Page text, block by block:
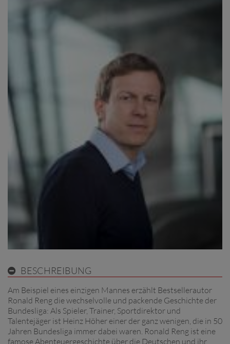
BESCHREIBUNG
Am Beispiel eines einzigen Mannes erzählt Bestsellerautor
Ronald Reng die wechselvolle und packende Geschichte der
Bundesliga: Als Spieler, Trainer, Sportdirektor und
Talentejäger ist Heinz Höher einer der ganz wenigen, die in 50
Jahren Bundesliga immer dabei waren. Ronald Reng ist eine
famose Abenteuergeschichte über die Deutschen und ihr